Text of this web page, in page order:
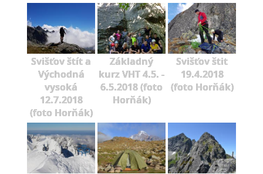
Svišťov štít a
Východná
vysoká
12.7.2018
(foto Horňák)
Základný
kurz VHT 4.5. -
6.5.2018 (foto
Horňák)
Svišťov štit
19.4.2018
(foto Horňák)